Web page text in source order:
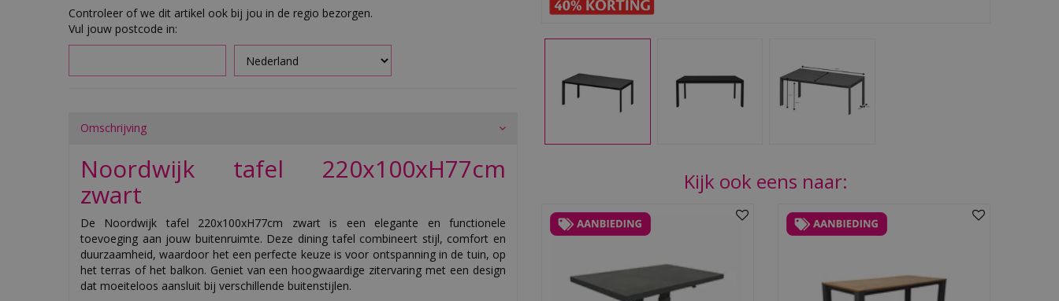
Controleer of we dit artikel ook bij jou in de regio bezorgen.
Vul jouw postcode in:
Omschrijving
Noordwijk tafel 220x100xH77cm
zwart
De Noordwijk tafel 220x100xH77cm zwart is een elegante en functionele
toevoeging aan jouw buitenruimte. Deze dining tafel combineert stijl, comfort en
duurzaamheid, waardoor het een perfecte keuze is voor ontspanning in de tuin, op
het terras of het balkon. Geniet van een hoogwaardige zitervaring met een design
dat moeiteloos aansluit bij verschillende buitenstijlen.
Kijk ook eens naar: